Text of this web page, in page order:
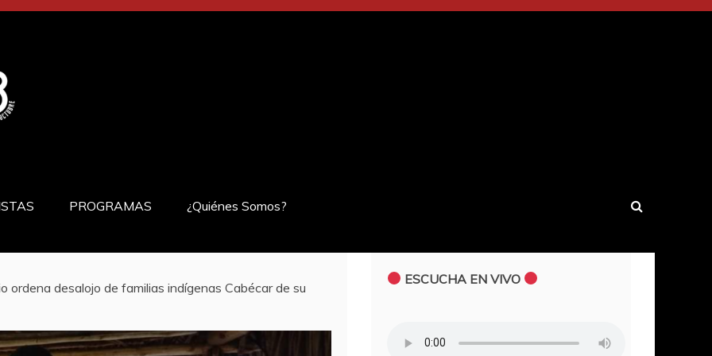
PROGRAMAS ¿Quiénes Somos?
ordena desalojo de familias indígenas Cabécar de su
ESCUCHA EN VIVO